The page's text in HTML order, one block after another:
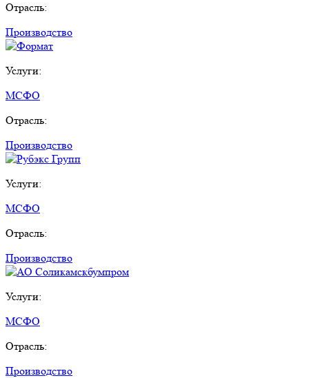
Отрасль:
Производство
Услуги:
МСФО
Отрасль:
Производство
Услуги:
МСФО
Отрасль:
Производство
Услуги:
МСФО
Отрасль:
Производство